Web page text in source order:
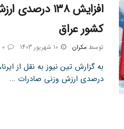
افزایش ۱۳۸
کشور عراق
توسط مکران 10 شهریور 1403 0
درصدی ارزش وزنی صادرات ...